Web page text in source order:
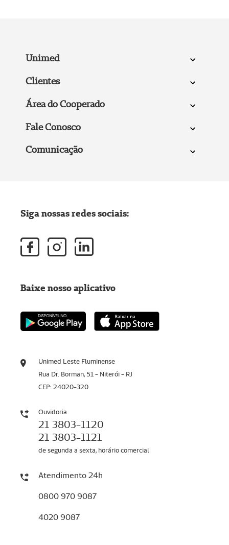
Unimed
Clientes
Área do Cooperado
Fale Conosco
Comunicação
Unimed Leste Fluminense
Rua Dr. Borman, 51 - Niterói - RJ
CEP: 24020-320
Ouvidoria
21 3803-1120
21 3803-1121
de segunda a sexta, horário comercial
Atendimento 24h
0800 970 9087
4020 9087
Siga nossas redes sociais:
Baixe nosso aplicativo